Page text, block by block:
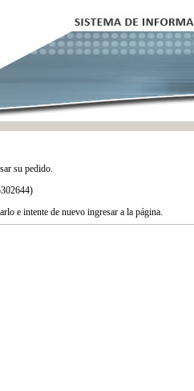
su pedido.
e intente de nuevo ingresar a la página.